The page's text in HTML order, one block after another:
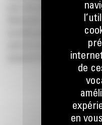
pour une pelle éligible Cat
Monnoyeur, jusqu’à
nouvelle prise de commande
partir du 1er septembre et
jusqu’au 31 décembre 2024.
de
en